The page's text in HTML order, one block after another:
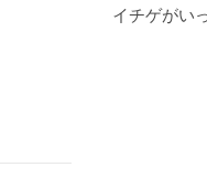
イチゲがい